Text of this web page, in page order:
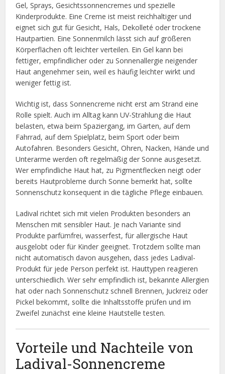
Gel, Sprays, Gesichtssonnencremes und spezielle
Kinderprodukte. Eine Creme ist meist reichhaltiger und
eignet sich gut für Gesicht, Hals, Dekolleté oder trockene
Hautpartien. Eine Sonnenmilch lässt sich auf größeren
Körperflächen oft leichter verteilen. Ein Gel kann bei
fettiger, empfindlicher oder zu Sonnenallergie neigender
Haut angenehmer sein, weil es häufig leichter wirkt und
weniger fettig ist.
Wichtig ist, dass Sonnencreme nicht erst am Strand eine
Rolle spielt. Auch im Alltag kann UV-Strahlung die Haut
belasten, etwa beim Spaziergang, im Garten, auf dem
Fahrrad, auf dem Spielplatz, beim Sport oder beim
Autofahren. Besonders Gesicht, Ohren, Nacken, Hände und
Unterarme werden oft regelmäßig der Sonne ausgesetzt.
Wer empfindliche Haut hat, zu Pigmentflecken neigt oder
bereits Hautprobleme durch Sonne bemerkt hat, sollte
Sonnenschutz konsequent in die tägliche Pflege einbauen.
Ladival richtet sich mit vielen Produkten besonders an
Menschen mit sensibler Haut. Je nach Variante sind
Produkte parfümfrei, wasserfest, für allergische Haut
ausgelobt oder für Kinder geeignet. Trotzdem sollte man
nicht automatisch davon ausgehen, dass jedes Ladival-
Produkt für jede Person perfekt ist. Hauttypen reagieren
unterschiedlich. Wer sehr empfindlich ist, bekannte Allergien
hat oder nach Sonnenschutz schnell Brennen, Juckreiz oder
Pickel bekommt, sollte die Inhaltsstoffe prüfen und im
Zweifel zunächst eine kleine Hautstelle testen.
Vorteile und Nachteile von
Ladival-Sonnencreme